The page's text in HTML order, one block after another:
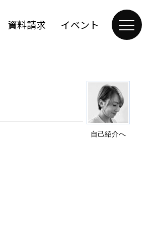
資料請求 イベント
自己紹介へ